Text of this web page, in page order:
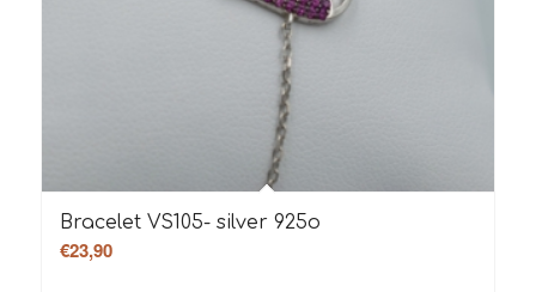
Bracelet VS105- silver 925o
€23,90